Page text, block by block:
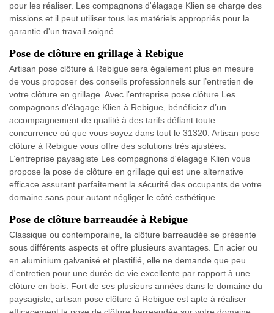
pour les réaliser. Les compagnons d'élagage Klien se charge des
missions et il peut utiliser tous les matériels appropriés pour la
garantie d'un travail soigné.
Pose de clôture en grillage à Rebigue
Artisan pose clôture à Rebigue sera également plus en mesure
de vous proposer des conseils professionnels sur l’entretien de
votre clôture en grillage. Avec l’entreprise pose clôture Les
compagnons d'élagage Klien à Rebigue, bénéficiez d’un
accompagnement de qualité à des tarifs défiant toute
concurrence où que vous soyez dans tout le 31320. Artisan pose
clôture à Rebigue vous offre des solutions très ajustées.
L’entreprise paysagiste Les compagnons d'élagage Klien vous
propose la pose de clôture en grillage qui est une alternative
efficace assurant parfaitement la sécurité des occupants de votre
domaine sans pour autant négliger le côté esthétique.
Pose de clôture barreaudée à Rebigue
Classique ou contemporaine, la clôture barreaudée se présente
sous différents aspects et offre plusieurs avantages. En acier ou
en aluminium galvanisé et plastifié, elle ne demande que peu
d'entretien pour une durée de vie excellente par rapport à une
clôture en bois. Fort de ses plusieurs années dans le domaine du
paysagiste, artisan pose clôture à Rebigue est apte à réaliser